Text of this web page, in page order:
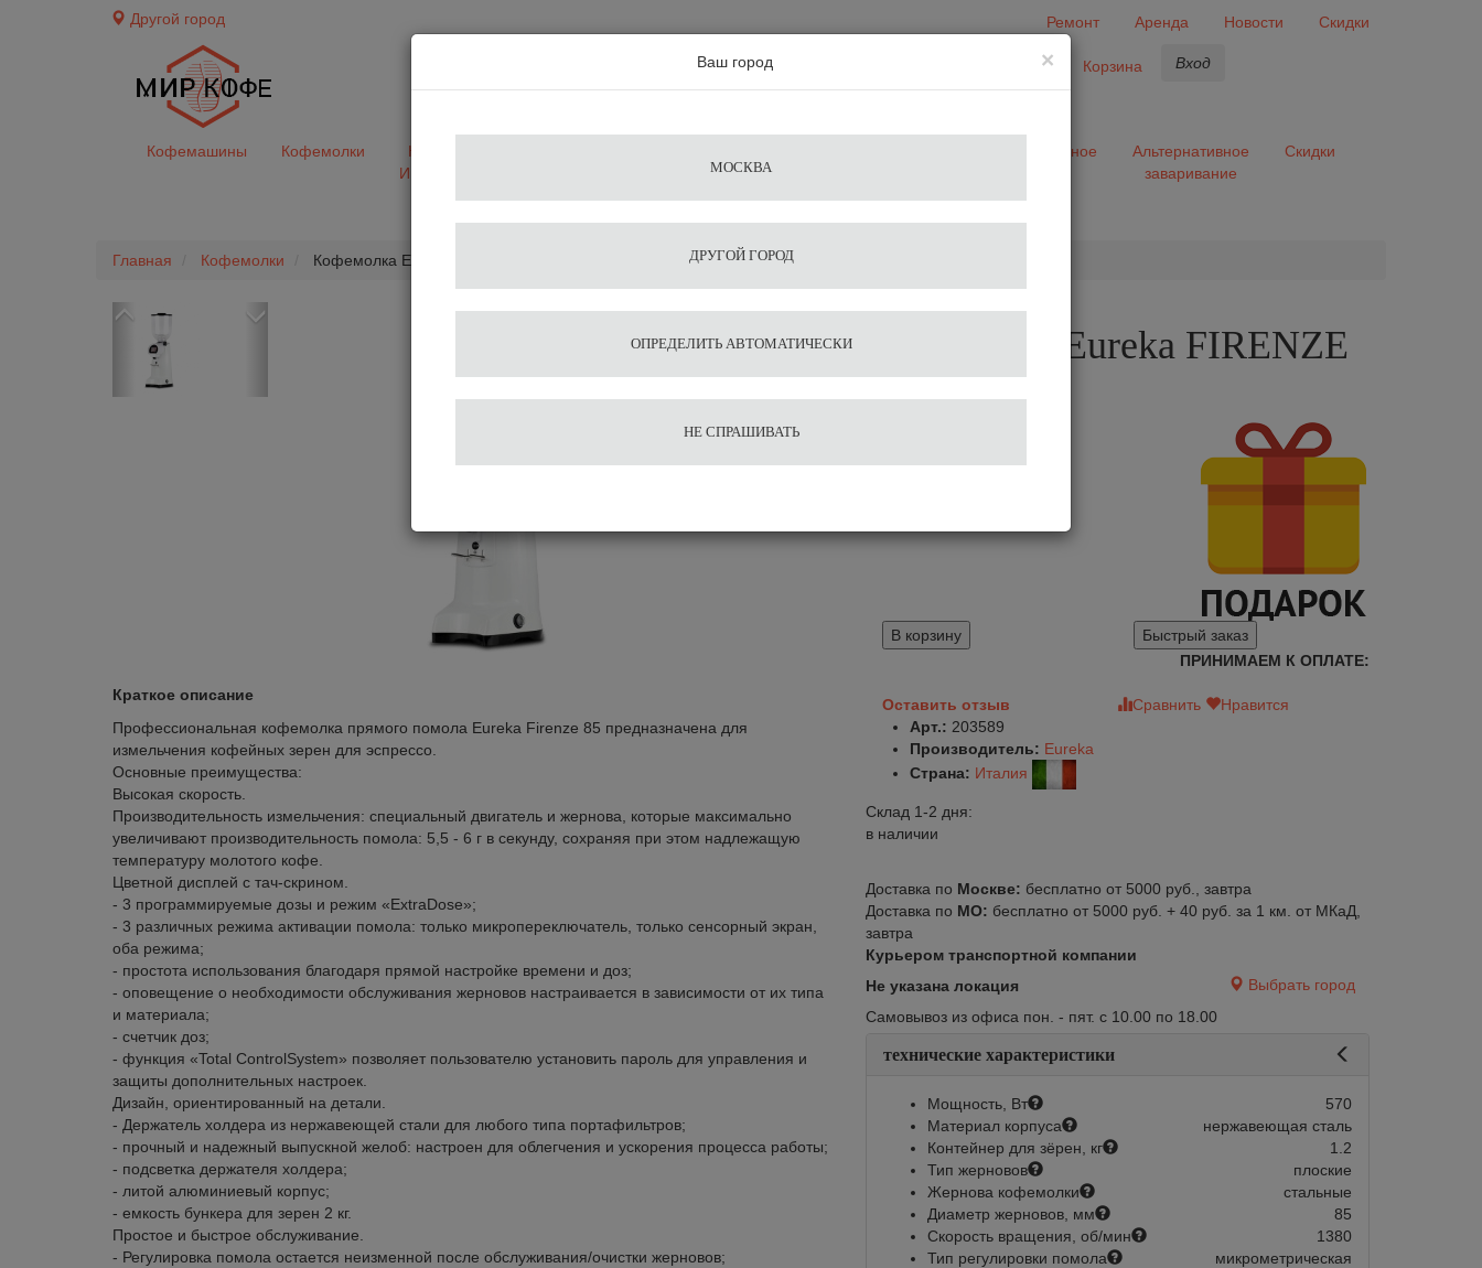
Другой город Ремонт Аренда Новости
Скидки
Избранное Корзина Вход
Кофемашины Кофемолки
Кофе&Чай
Ингредиенты
средства
Разное
Альтернативное
заваривание
Скидки
Главная Кофемолки Кофемолка Eureka FIRENZE 85 White
Previous
Краткое описание
Профессиональная кофемолка прямого помола Eureka Firenze 85 предназначена для
измельчения кофейных зерен для эспрессо.
Основные преимущества:
Высокая скорость.
Производительность измельчения: специальный двигатель и жернова, которые максимально
увеличивают производительность помола: 5,5 - 6 г в секунду, сохраняя при этом надлежащую
температуру молотого кофе.
Цветной дисплей с тач-скрином.
- 3 программируемые дозы и режим «ExtraDose»;
- 3 различных режима активации помола: только микропереключатель, только сенсорный экран,
оба режима;
- простота использования благодаря прямой настройке времени и доз;
- оповещение о необходимости обслуживания жерновов настраивается в зависимости от их типа
и материала;
- счетчик доз;
- функция «Total ControlSystem» позволяет пользователю установить пароль для управления и
защиты дополнительных настроек.
Дизайн, ориентированный на детали.
- Держатель холдера из нержавеющей стали для любого типа портафильтров;
- прочный и надежный выпускной желоб: настроен для облегчения и ускорения процесса работы;
- подсветка держателя холдера;
- литой алюминиевый корпус;
- емкость бункера для зерен 2 кг.
Простое и быстрое обслуживание.
- Регулировка помола остается неизменной после обслуживания/очистки жерновов;
Кофемолка Eureka FIRENZE
85 White
В корзину
Быстрый заказ
ПРИНИМАЕМ К ОПЛАТЕ:
Оставить отзыв Сравнить
Нравится
Арт.: 203589
Производитель: Eureka
Страна: Италия
Склад 1-2 дня:
в наличии
Доставка по Москве: бесплатно от 5000 руб., завтра
Доставка по МО: бесплатно от 5000 руб. + 40 руб. за 1 км. от МКаД,
завтра
Курьером транспортной компании
Не указана локация
Выбрать город
Самовывоз из офиса пон. - пят. с 10.00 по 18.00
технические характеристики
Мощность, Вт
570
Материал корпуса
нержавеющая сталь
Контейнер для зёрен, кг
1.2
Тип жерновов
плоские
Жернова кофемолки
стальные
Диаметр жерновов, мм
85
Скорость вращения, об/мин
1380
Тип регулировки помола
микрометрическая
×
Ваш город
МОСКВА
ДРУГОЙ ГОРОД
ОПРЕДЕЛИТЬ АВТОМАТИЧЕСКИ
НЕ СПРАШИВАТЬ